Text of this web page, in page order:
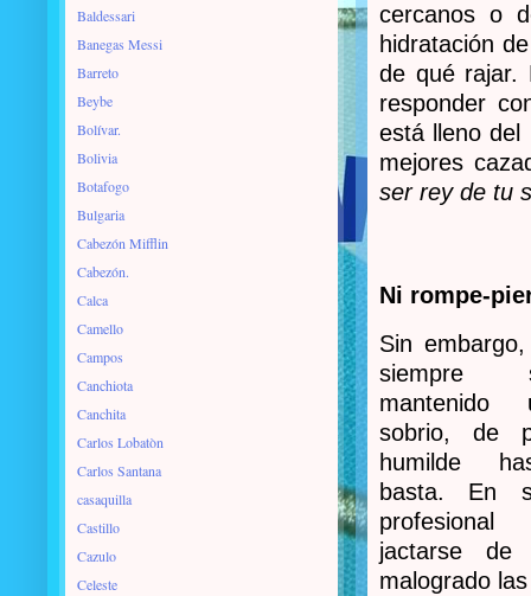
cercanos o
hidratación
de qué rajar.
responder
está lleno del
mejores
ser rey de tu
Ni rompe-
Sin
mantenido
sobrio, de
humilde
basta. En
jactarse de
malogrado
Baldessari
Banegas Messi
Barreto
Beybe
Bolívar.
Bolivia
Botafogo
Bulgaria
Cabezón Mifflin
Cabezón.
Calca
Camello
Campos
Canchiota
Canchita
Carlos Lobatòn
Carlos Santana
casaquilla
Castillo
Cazulo
Celeste